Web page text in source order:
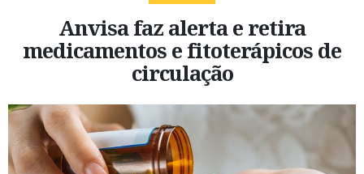
Anvisa faz alerta e retira
medicamentos e fitoterápicos de
circulação